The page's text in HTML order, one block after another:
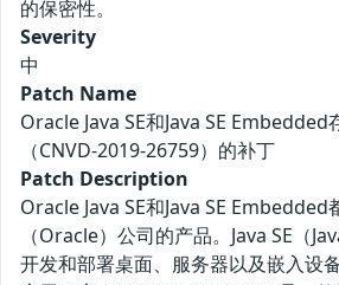
的保密性。
Severity
中
Patch Name
Oracle Java SE和Java SE Embedded
（CNVD-2019-26759）的补丁
Patch Description
Oracle Java SE和Java SE Embedded
（Oracle）公司的产品。Java SE（
开发和部署桌面、服务器以及嵌入设